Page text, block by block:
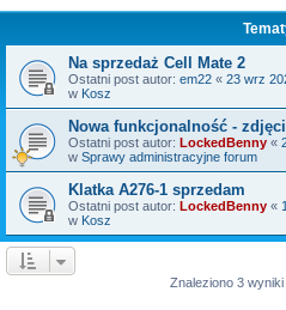
Na sprzedaż Cell Mate 2
Ostatni post autor: em22 « 23 wrz
w Kosz
Nowa funkcjonalność -
Ostatni post autor: LockedBenny «
w Sprawy administracyjne forum
Klatka A276-1 sprzedam
Ostatni post autor: LockedBenny «
w Kosz
Znaleziono 3 wyniki